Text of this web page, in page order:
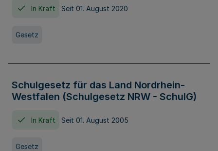
In Kraft Seit 01. August 2020
Gesetz
Schulgesetz für das Land Nordrhein-
Westfalen (Schulgesetz NRW - SchulG)
In Kraft Seit 01. August 2005
Gesetz